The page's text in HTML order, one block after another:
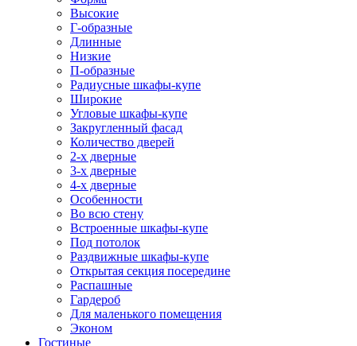
Высокие
Г-образные
Длинные
Низкие
П-образные
Радиусные шкафы-купе
Широкие
Угловые шкафы-купе
Закругленный фасад
Количество дверей
2-х дверные
3-х дверные
4-х дверные
Особенности
Во всю стену
Встроенные шкафы-купе
Под потолок
Раздвижные шкафы-купе
Открытая секция посередине
Распашные
Гардероб
Для маленького помещения
Эконом
Гостиные